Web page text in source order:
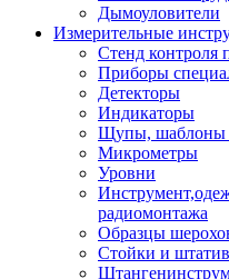
Дымоуловители
Измерительные
Стенд контроля
Приборы
Детекторы
Индикаторы
Щупы, шаблоны
Микрометры
Уровни
радиомонтажа
Образцы
Стойки и